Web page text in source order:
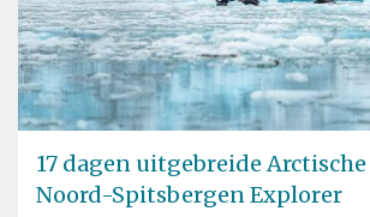
17 dagen uitgebreide Arctische
Noord-Spitsbergen Explorer